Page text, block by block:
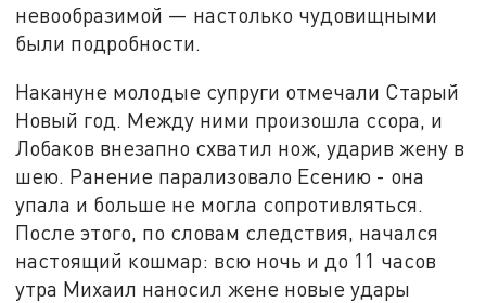
невообразимой — настолько чудовищными
были подробности.
Накануне молодые супруги отмечали Старый
Новый год. Между ними произошла ссора, и
Лобаков внезапно схватил нож, ударив жену в
шею. Ранение парализовало Есению - она
упала и больше не могла сопротивляться.
После этого, по словам следствия, начался
настоящий кошмар: всю ночь и до 11 часов
утра Михаил наносил жене новые удары